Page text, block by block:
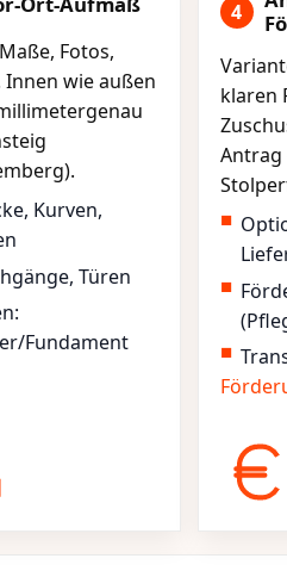
Fotos,
Innen wie außen
Kurven,
Türen
Fundament
4
klaren
Antrag